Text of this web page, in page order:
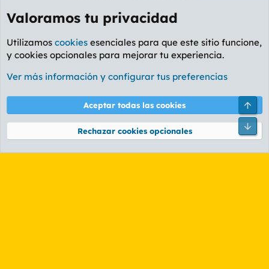
Foro Rapiñas
Cookies
PL OLDSTYLE AMARILLO
Términos y reglas Política de privacidad Ayuda
Community platform by XenForo® © 2010-2026 XenForo Ltd.
Valoramos tu privacidad
Utilizamos cookies esenciales para que este sitio funcione,
y cookies opcionales para mejorar tu experiencia.
Ver más información y configurar tus preferencias
Aceptar todas las cookies
Rechazar cookies opcionales
Pie